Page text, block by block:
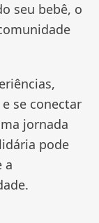
seu bebê, o
se conectar
jornada
pode
a